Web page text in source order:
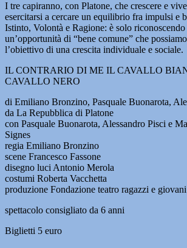
I tre capiranno, con Platone, che crescere e
esercitarsi a cercare un equilibrio fra impulsi e
Istinto, Volontà e Ragione: è solo
un’opportunità di “bene comune” che
l’obiettivo di una crescita individuale e sociale.
IL CONTRARIO DI ME IL CAVALLO
CAVALLO NERO
di Emiliano Bronzino, Pasquale Buonarota,
da La Repubblica di Platone
con Pasquale Buonarota, Alessandro Pisci e
Signes
regia Emiliano Bronzino
scene Francesco Fassone
disegno luci Antonio Merola
costumi Roberta Vacchetta
produzione Fondazione teatro ragazzi e giovani
spettacolo consigliato da 6 anni
Biglietti 5 euro